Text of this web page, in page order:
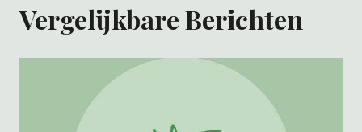
Vergelijkbare Berichten